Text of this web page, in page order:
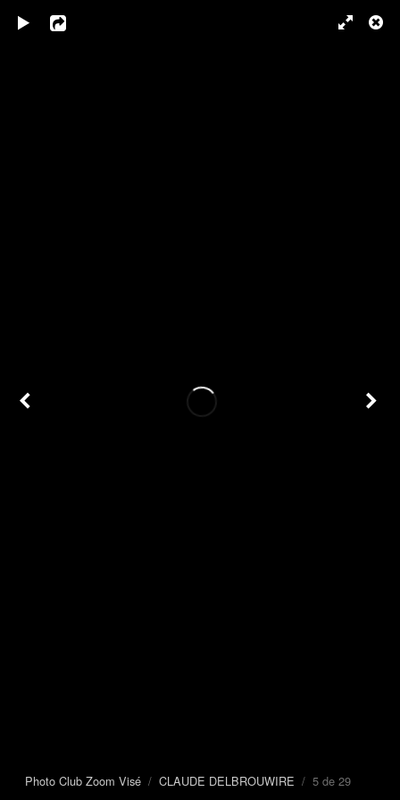
Photo Club Zoom Visé/ CLAUDE DELBROUWIRE / 5 de 29